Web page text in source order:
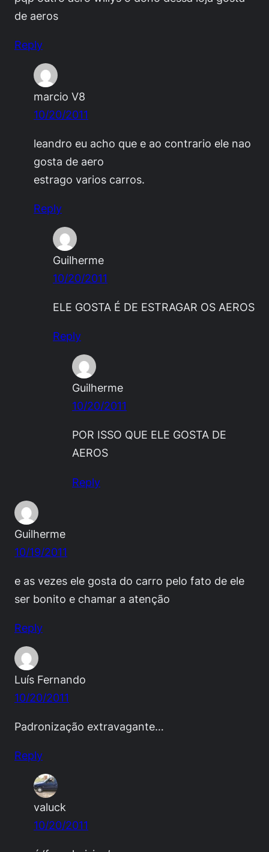
de aeros
Reply
marcio V8
10/20/2011
leandro eu acho que e ao contrario ele nao
gosta de aero
estrago varios carros.
Reply
Guilherme
10/20/2011
ELE GOSTA É DE ESTRAGAR OS AEROS
Reply
Guilherme
10/20/2011
POR ISSO QUE ELE GOSTA DE
AEROS
Reply
Guilherme
10/19/2011
e as vezes ele gosta do carro pelo fato de ele
ser bonito e chamar a atenção
Reply
Luís Fernando
10/20/2011
Padronização extravagante…
Reply
valuck
10/20/2011